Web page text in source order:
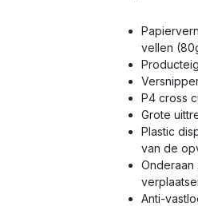
vellen
P4 cross
Grote
Plastic
van de
Anti-